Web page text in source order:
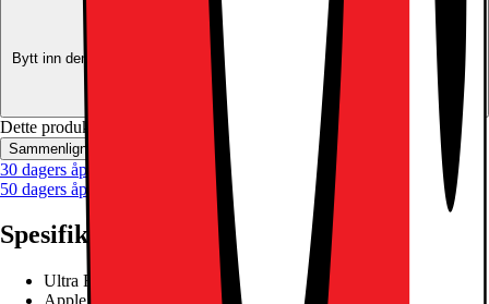
Oppgrader for mindre
Bytt inn den kvalifiserte enheten din, og bruk verdien som delbetaling mot
en ny enhet.
Beregn innbytteverdien din
Dette produktet er ikke tilgjengelig
Sammenlign
30 dagers åpent kjøp
50 dagers åpent kjøp for klubbmedlemmer
Spesifikasjoner
Ultra Retina XDR OLED-display